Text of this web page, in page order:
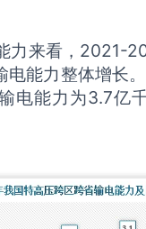
力来看，2021-
电能力整体增长
电能力为3.7亿